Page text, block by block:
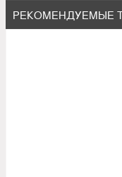
РЕКОМЕНДУЕМЫЕ